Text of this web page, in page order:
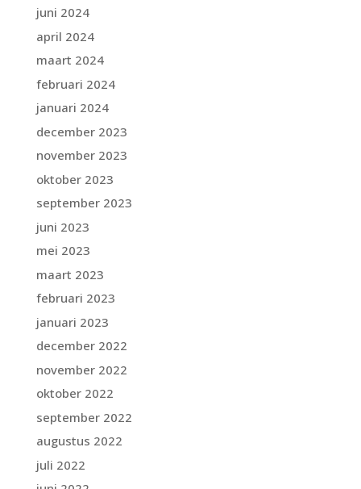
juni 2024
april 2024
maart 2024
februari 2024
januari 2024
december 2023
november 2023
oktober 2023
september 2023
juni 2023
mei 2023
maart 2023
februari 2023
januari 2023
december 2022
november 2022
oktober 2022
september 2022
augustus 2022
juli 2022